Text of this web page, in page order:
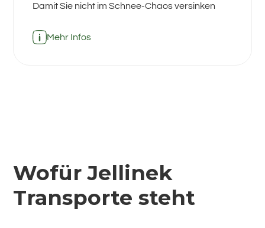
Damit Sie nicht im Schnee-Chaos versinken
Mehr Infos
Wofür Jellinek
Transporte steht